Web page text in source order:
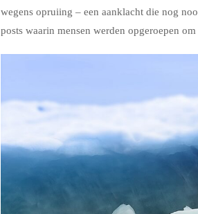
wegens opruiing – een aanklacht die nog
posts waarin mensen werden opgeroepen